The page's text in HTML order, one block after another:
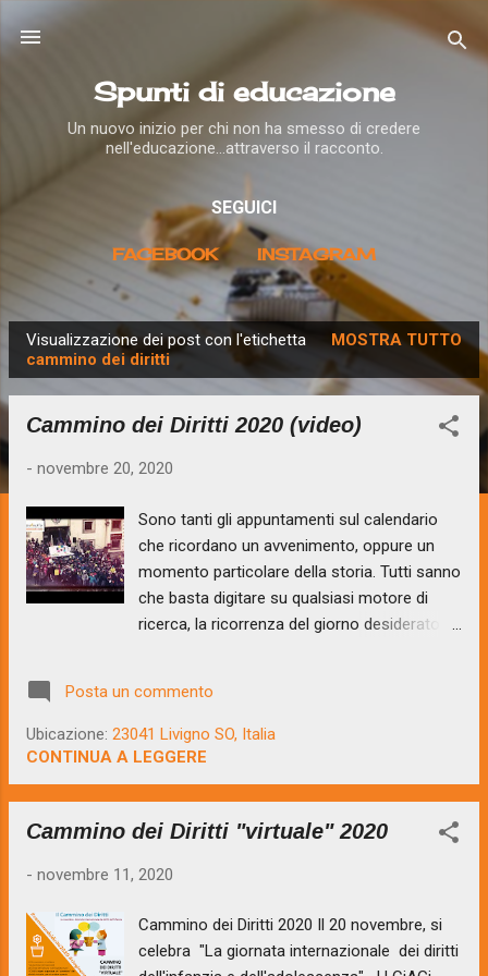
Spunti di educazione
Un nuovo inizio per chi non ha smesso di credere
nell'educazione...attraverso il racconto.
SEGUICI
FACEBOOK INSTAGRAM
o
Visualizzazione dei post con l'etichetta
cammino dei diritti
MOSTRA TUTTO
Cammino dei Diritti 2020 (video)
- novembre 20, 2020
Sono tanti gli appuntamenti sul calendario
che ricordano un avvenimento, oppure un
momento particolare della storia. Tutti sanno
che basta digitare su qualsiasi motore di
ricerca, la ricorrenza del giorno desiderato e
calendario. Oggi 20 novembre, si celebra "La
giornata Internazionale dei diritti dell'infanzia
e dell'adolescenza". Giornata davvero
importate, anche se ai più potrebbe
sembrare “banale” o addirittura inutile.
Eppure, se ci pensiamo attentamente, è un
atto, con la convenzione ONU nel 1989 .
adolescenti hanno dei diritti, e naturalmente
Posta un commento
Ubicazione: 23041 Livigno SO, Italia
CONTINUA A LEGGERE
Cammino dei Diritti "virtuale" 2020
- novembre 11, 2020
Cammino dei Diritti 2020 Il 20 novembre, si
celebra "La giornata internazionale dei diritti